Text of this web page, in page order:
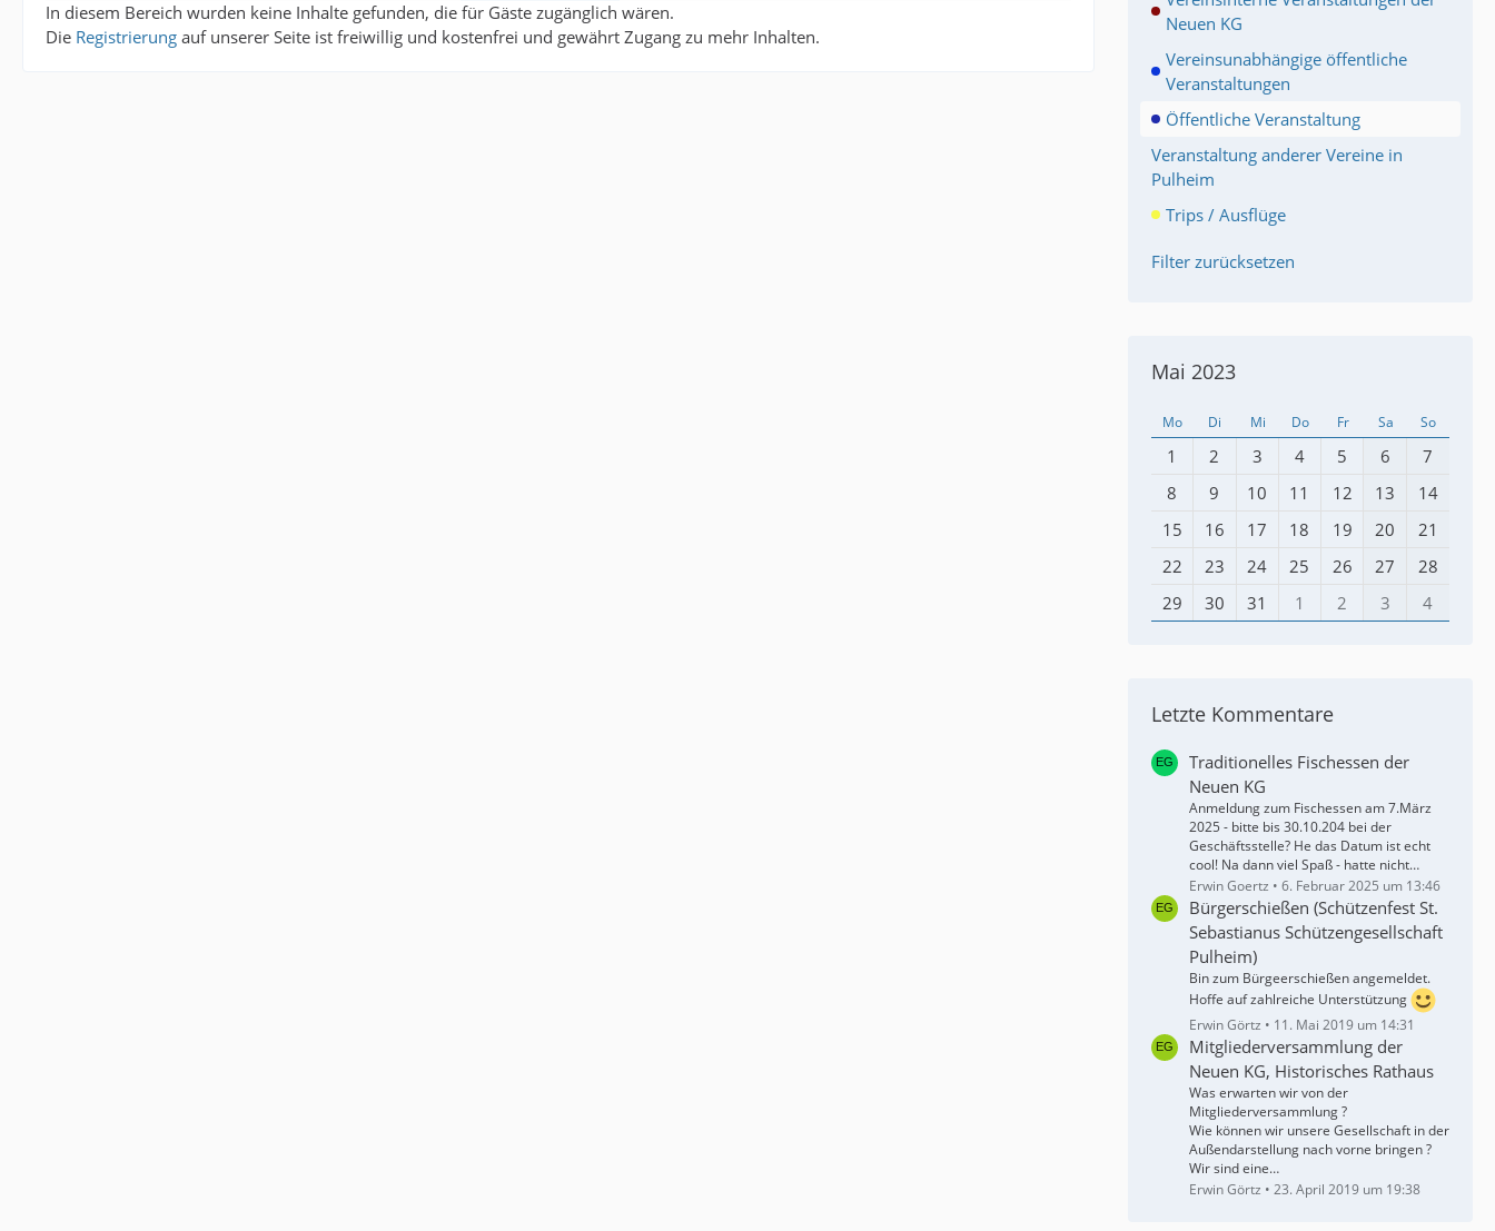
In diesem Bereich wurden keine Inhalte gefunden, die für Gäste zugänglich wären.
Die Registrierung auf unserer Seite ist freiwillig und kostenfrei und gewährt Zugang zu mehr Inhalten.
Neuen KG
Vereinsunabhängige öffentliche
Veranstaltungen
Öffentliche Veranstaltung
Veranstaltung anderer Vereine in
Pulheim
Trips / Ausflüge
Filter zurücksetzen
Mai 2023
Mo Di Mi Do Fr Sa So
1 2 3 4 5 6
7
8
9 10 11 12 13
14
15
16 17 18 19 20
21
22
23 24 25 26 27
28
29
30 31 1 2 3 4
Letzte Kommentare
Traditionelles Fischessen der
Neuen KG
Anmeldung zum Fischessen am 7.März
2025 - bitte bis 30.10.204 bei der
Geschäftsstelle? He das Datum ist echt
cool! Na dann viel Spaß - hatte nicht…
Erwin Goertz
6. Februar 2025 um 13:46
Bürgerschießen (Schützenfest St.
Sebastianus Schützengesellschaft
Pulheim)
Bin zum Bürgeerschießen angemeldet.
Hoffe auf zahlreiche Unterstützung
Erwin Görtz
11. Mai 2019 um 14:31
Mitgliederversammlung der
Neuen KG, Historisches Rathaus
Was erwarten wir von der
Mitgliederversammlung ?
Wie können wir unsere Gesellschaft in der
Außendarstellung nach vorne bringen ?
Wir sind eine…
Erwin Görtz
23. April 2019 um 19:38